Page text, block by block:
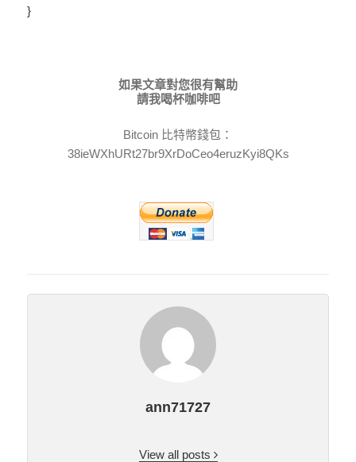
}
如果文章對您很有幫助
請我喝杯咖啡吧
Bitcoin 比特幣錢包：
38ieWXhURt27br9XrDoCeo4eruzKyi8QKs
ann71727
View all posts